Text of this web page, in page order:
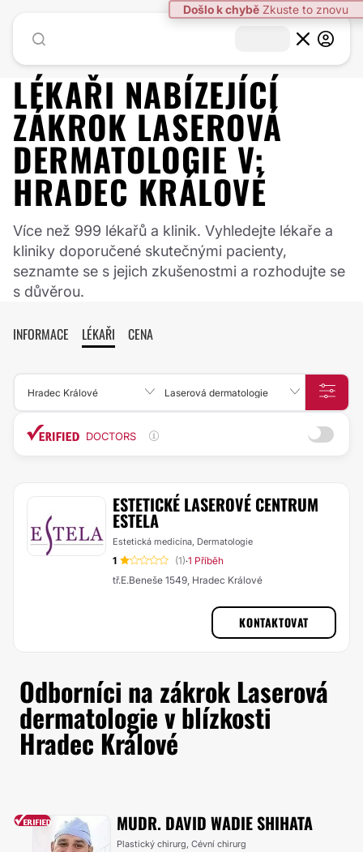
LÉKAŘI NABÍZEJÍCÍ
ZÁKROK LASEROVÁ
DERMATOLOGIE V:
HRADEC KRÁLOVÉ
Více než 999 lékařů a klinik. Vyhledejte lékaře a
kliniky doporučené skutečnými pacienty,
seznamte se s jejich zkušenostmi a rozhodujte se
s důvěrou.
INFORMACE LÉKAŘI CENA
Hradec Králové Laserová dermatologie
DOCTORS
ESTETICKÉ LASEROVÉ CENTRUM
ESTELA
Estetická medicína, Dermatologie
1 (1)·1 Příběh
tř.E.Beneše 1549, Hradec Králové
KONTAKTOVAT
Odborníci na zákrok Laserová
dermatologie v blízkosti
Hradec Králové
MUDR. DAVID WADIE SHIHATA
Plastický chirurg, Cévní chirurg